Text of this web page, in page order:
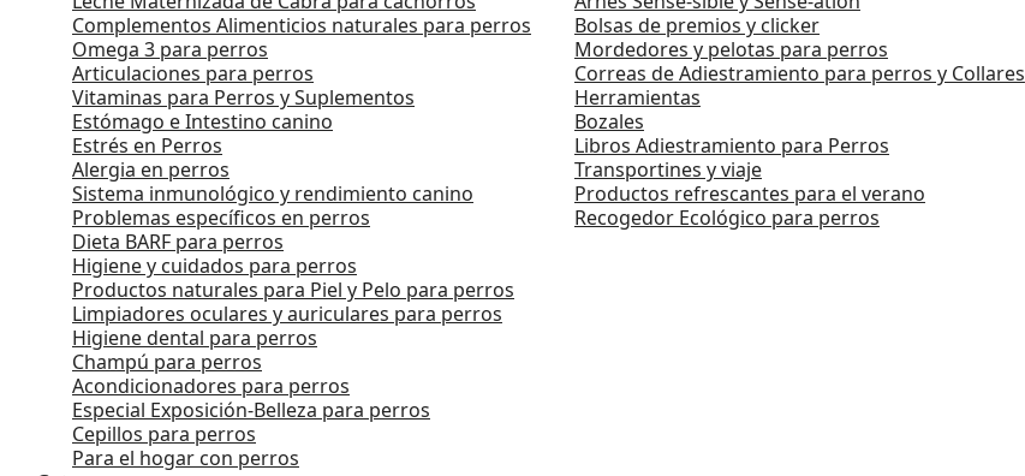
Complementos Alimenticios naturales para perros
Omega 3 para perros
Articulaciones para perros
Vitaminas para Perros y Suplementos
Estómago e Intestino canino
Estrés en Perros
Alergia en perros
Sistema inmunológico y rendimiento canino
Problemas específicos en perros
Dieta BARF para perros
Higiene y cuidados para perros
Productos naturales para Piel y Pelo para perros
Limpiadores oculares y auriculares para perros
Higiene dental para perros
Champú para perros
Acondicionadores para perros
Especial Exposición-Belleza para perros
Cepillos para perros
Para el hogar con perros
Bolsas de premios y clicker
Mordedores y pelotas para perros
Correas de Adiestramiento para perros y Collares
Herramientas
Bozales
Libros Adiestramiento para Perros
Transportines y viaje
Productos refrescantes para el verano
Recogedor Ecológico para perros